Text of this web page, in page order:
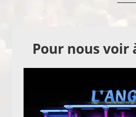
Pour nous voir